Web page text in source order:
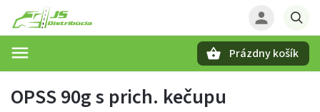
Prázdny košík
OPSS 90g s prich. kečupu